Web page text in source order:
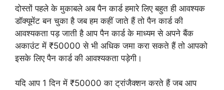
दोस्तों पहले के मुकाबले अब पैन कार्ड हमारे लिए बहुत ही आवश्यक
डॉक्यूमेंट बन चुका है जब हम कहीं जाते हैं तो पैन कार्ड की
आवश्यकता पड़ जाती है आप पैन कार्ड के माध्यम से अपने बैंक
अकाउंट में ₹50000 से भी अधिक जमा करा सकते हैं तो आपको
इसके लिए पैन कार्ड की आवश्यकता पड़ेगी।
यदि आप 1 दिन में ₹50000 का ट्रांजैक्शन करते हैं जब आप